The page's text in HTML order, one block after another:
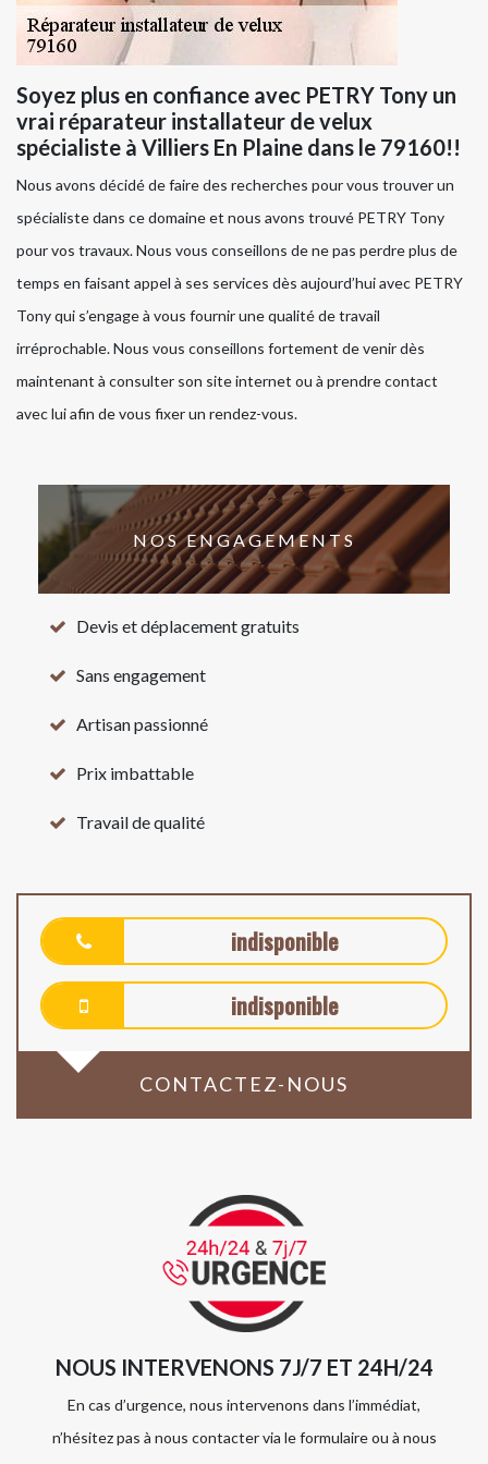
Soyez plus en confiance avec PETRY Tony un
vrai réparateur installateur de velux
spécialiste à Villiers En Plaine dans le 79160!!
Nous avons décidé de faire des recherches pour vous trouver un
spécialiste dans ce domaine et nous avons trouvé PETRY Tony
pour vos travaux. Nous vous conseillons de ne pas perdre plus de
temps en faisant appel à ses services dès aujourd’hui avec PETRY
Tony qui s’engage à vous fournir une qualité de travail
irréprochable. Nous vous conseillons fortement de venir dès
maintenant à consulter son site internet ou à prendre contact
avec lui afin de vous fixer un rendez-vous.
NOS ENGAGEMENTS
Devis et déplacement gratuits
Sans engagement
Artisan passionné
Prix imbattable
Travail de qualité
indisponible
indisponible
CONTACTEZ-NOUS
NOUS INTERVENONS 7J/7 ET 24H/24
En cas d’urgence, nous intervenons dans l’immédiat,
n’hésitez pas à nous contacter via le formulaire ou à nous